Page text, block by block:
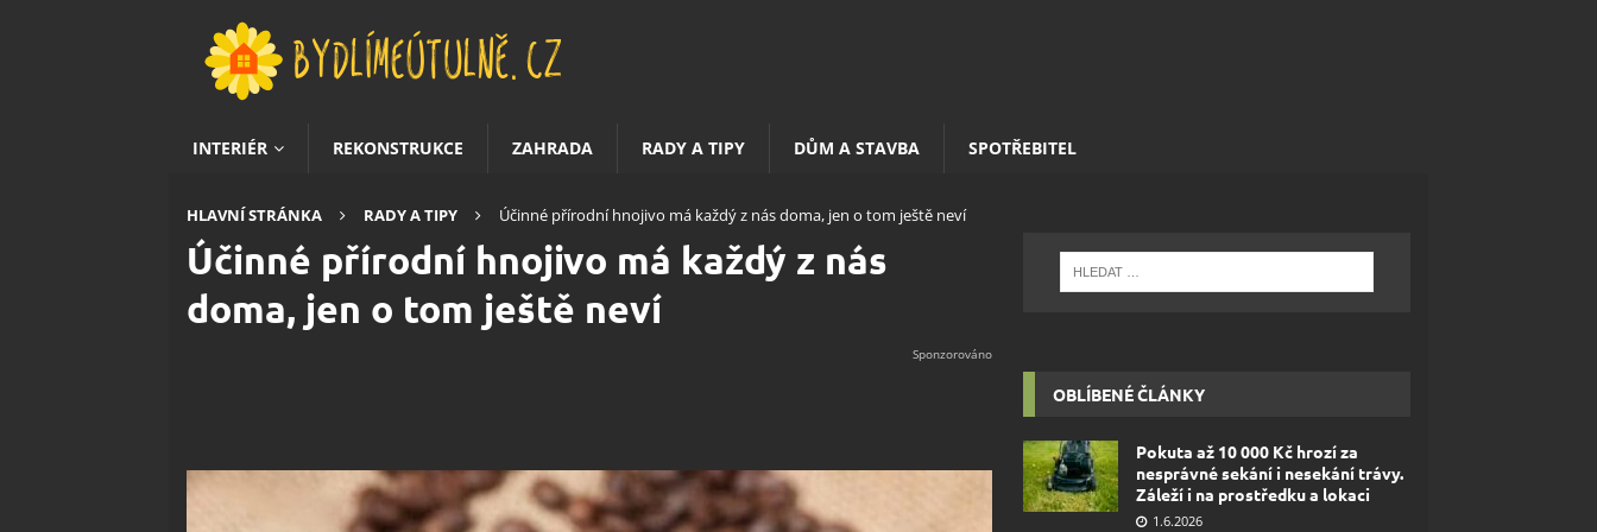
INTERIÉR REKONSTRUKCE ZAHRADA RADY A TIPY DŮM A STAVBA SPOTŘEBITEL
HLAVNÍ STRÁNKA RADY A TIPY Účinné přírodní hnojivo má každý z nás doma, jen o tom ještě neví
Účinné přírodní hnojivo má každý z nás
doma, jen o tom ještě neví
OBLÍBENÉ ČLÁNKY
Pokuta až 10 000 Kč hrozí za
nesprávné sekání i nesekání trávy.
Záleží i na prostředku a lokaci
1.6.2026